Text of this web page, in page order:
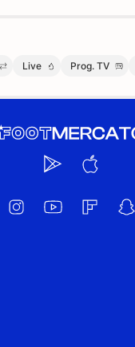
Live Prog. TV